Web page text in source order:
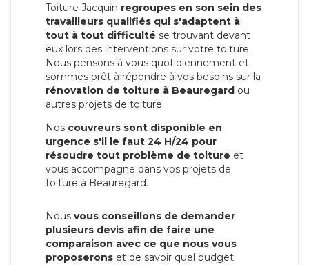
Toiture Jacquin regroupes en son sein des
travailleurs qualifiés qui s'adaptent à
tout à tout difficulté se trouvant devant
eux lors des interventions sur votre toiture.
Nous pensons à vous quotidiennement et
sommes prêt à répondre à vos besoins sur la
rénovation de toiture à Beauregard ou
autres projets de toiture.
Nos couvreurs sont disponible en
urgence s'il le faut 24 H/24 pour
résoudre tout problème de toiture et
vous accompagne dans vos projets de
toiture à Beauregard.
Nous vous conseillons de demander
plusieurs devis afin de faire une
comparaison avec ce que nous vous
proposerons et de savoir quel budget